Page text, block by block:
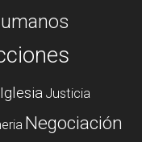
Iglesia Justicia
Negociación